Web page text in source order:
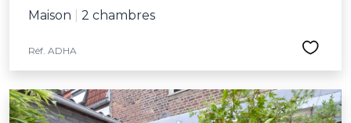
Maison 2 chambres
Réf. ADHA